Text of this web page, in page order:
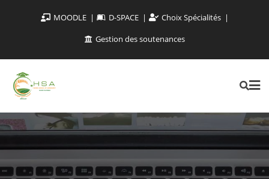
MOODLE D-SPACE
Choix Spécialités
Gestion des soutenances